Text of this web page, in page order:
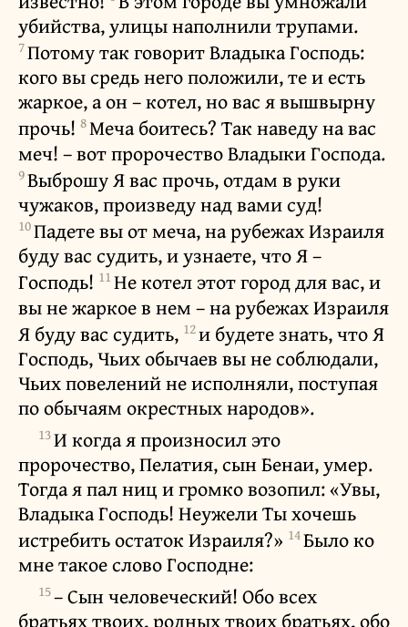
убийства, улицы наполнили трупами.
7Потому так говорит Владыка Господь:
кого вы средь него положили, те и есть
жаркое, а он – котел, но вас я вышвырну
прочь! 8Меча боитесь? Так наведу на вас
меч! – вот пророчество Владыки Господа.
9Выброшу Я вас прочь, отдам в руки
чужаков, произведу над вами суд!
10Падете вы от меча, на рубежах Израиля
буду вас судить, и узнаете, что Я –
Господь! 11Не котел этот город для вас, и
вы не жаркое в нем – на рубежах Израиля
Я буду вас судить, 12и будете знать, что Я
Господь, Чьих обычаев вы не соблюдали,
Чьих повелений не исполняли, поступая
по обычаям окрестных народов».
13И когда я произносил это
пророчество, Пелатия, сын Бенаи, умер.
Тогда я пал ниц и громко возопил: «Увы,
Владыка Господь! Неужели Ты хочешь
истребить остаток Израиля?» 14Было ко
мне такое слово Господне:
15– Сын человеческий! Обо всех
братьях твоих, родных твоих братьях, обо